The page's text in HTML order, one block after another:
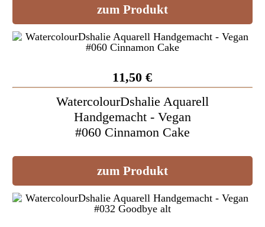
zum Produkt
11,50 €
WatercolourDshalie Aquarell
Handgemacht - Vegan
#060 Cinnamon Cake
zum Produkt